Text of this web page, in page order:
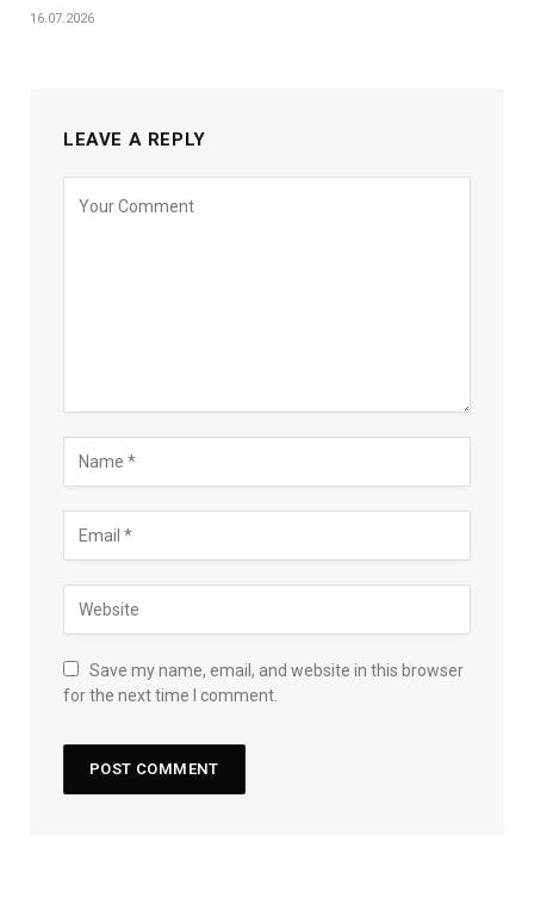
16.07.2026
LEAVE A REPLY
Save my name, email, and website in this browser
for the next time I comment.